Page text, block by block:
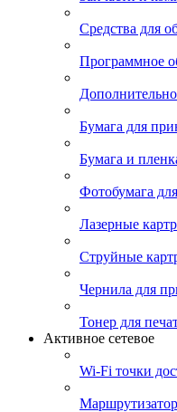
Средства для
Программное
Бумага для
Бумага и
Фотобумага
Лазерные
Струйные
Чернила для
Тонер для
Активное сетевое
Wi-Fi точки